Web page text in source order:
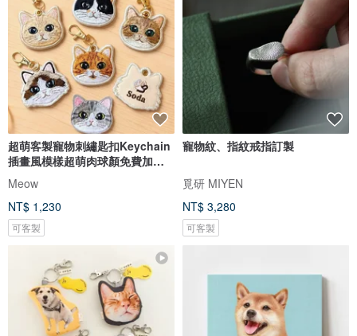
超萌客製寵物刺繡匙扣Keychain
插畫風模樣超萌肉球顏免費加名
字
Meow
NT$ 1,230
可客製
寵物紋、指紋戒指訂製
覓研 MIYEN
NT$ 3,280
可客製